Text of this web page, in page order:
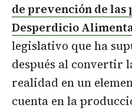
de prevención de las
Desperdicio
legislativo que ha
después al convertir
realidad en un
cuenta en la